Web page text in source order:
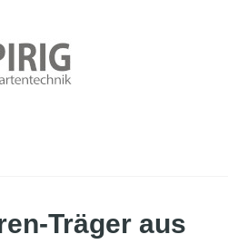
Träger aus